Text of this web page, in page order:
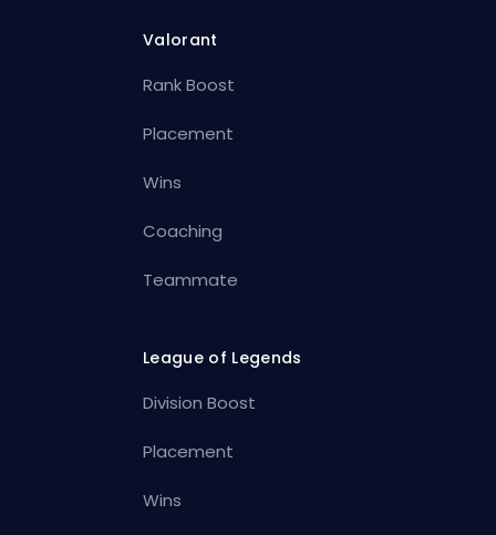
Valorant
Rank Boost
Placement
Wins
Coaching
Teammate
League of Legends
Division Boost
Placement
Wins